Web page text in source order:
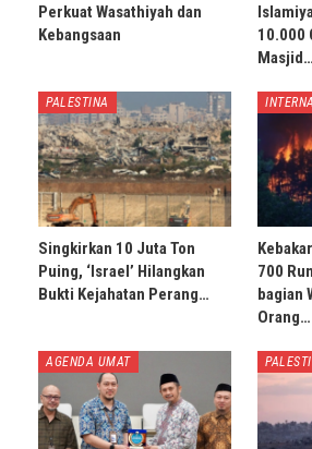
Perkuat Wasathiyah dan
Kebangsaan
10.000
Masjid…
PALESTINA
Singkirkan 10 Juta Ton
Puing, ‘Israel’ Hilangkan
Bukti Kejahatan Perang…
700
bagian
Orang…
AGENDA UMAT